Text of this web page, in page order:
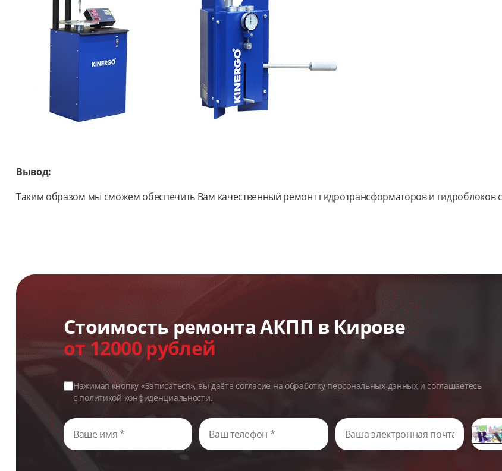
Вывод:
Таким образом мы сможем обеспечить Вам качественный ремонт гидротрансформаторов и гидроблоков
Стоимость ремонта АКПП в Кирове
от 12000 рублей
Нажимая кнопку «Записаться», вы даёте согласие на обработку персональных данныхи соглашаетесь
с политикой конфиденциальности.